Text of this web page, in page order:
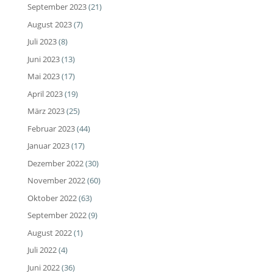
September 2023(21)
August 2023(7)
Juli 2023(8)
Juni 2023(13)
Mai 2023(17)
April 2023(19)
März 2023(25)
Februar 2023(44)
Januar 2023(17)
Dezember 2022(30)
November 2022(60)
Oktober 2022(63)
September 2022(9)
August 2022(1)
Juli 2022(4)
Juni 2022(36)